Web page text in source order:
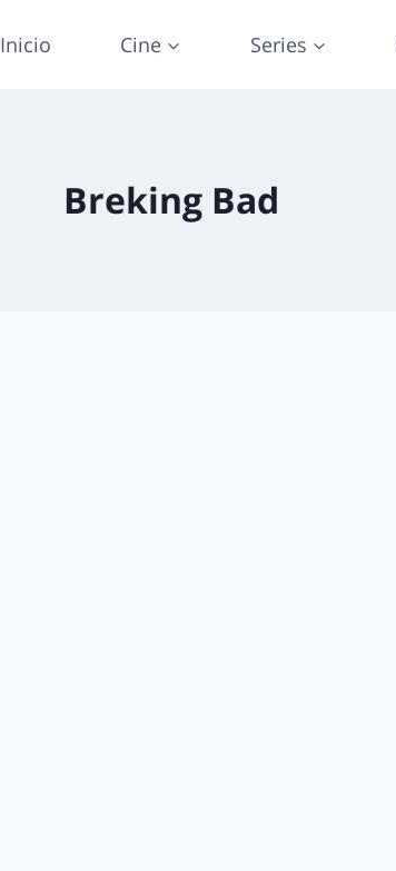
Inicio Cine Series
Breking Bad